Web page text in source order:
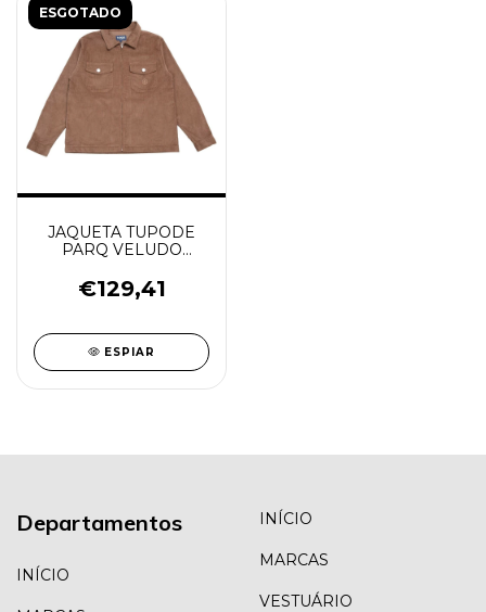
ESGOTADO
JAQUETA TUPODE
PARQ VELUDO
€129,41
ESPIAR
Departamentos
INÍCIO
INÍCIO
MARCAS
VESTUÁRIO